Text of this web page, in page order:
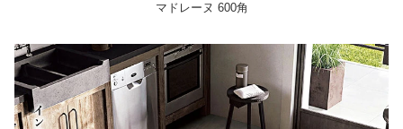
マドレーヌ 600角